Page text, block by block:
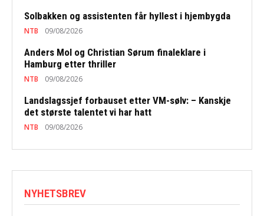
Solbakken og assistenten får hyllest i hjembygda
NTB 09/08/2026
Anders Mol og Christian Sørum finaleklare i
Hamburg etter thriller
NTB 09/08/2026
Landslagssjef forbauset etter VM-sølv: – Kanskje
det største talentet vi har hatt
NTB 09/08/2026
NYHETSBREV